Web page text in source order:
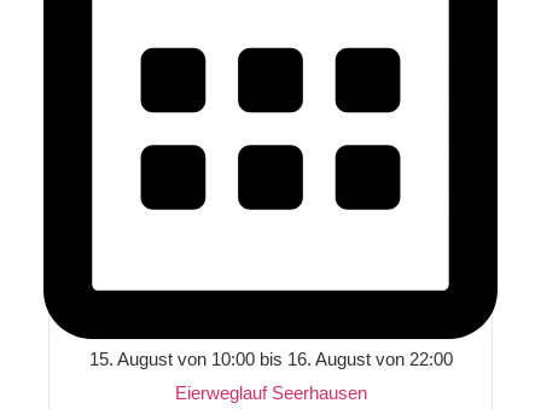
15. August von 10:00bis 16. August von 22:00
Eierweglauf Seerhausen